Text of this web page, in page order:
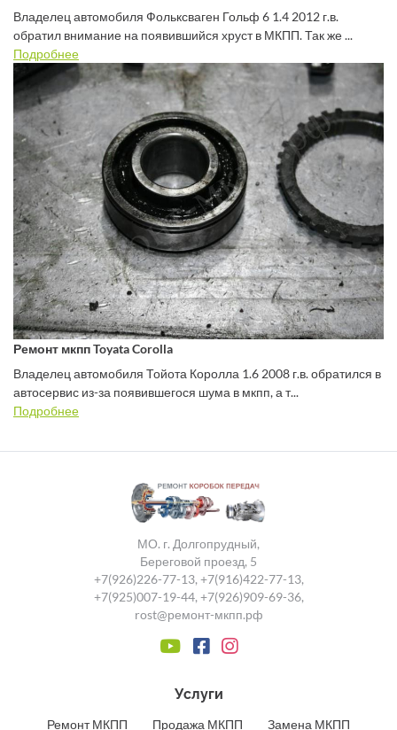
Владелец автомобиля Фольксваген Гольф 6 1.4 2012 г.в.
обратил внимание на появившийся хруст в МКПП. Так же ...
Подробнее
Ремонт мкпп Toyata Corolla
Владелец автомобиля Тойота Королла 1.6 2008 г.в. обратился в
автосервис из-за появившегося шума в мкпп, а т...
Подробнее
МО. г. Долгопрудный,
Береговой проезд, 5
+7(926)226-77-13, +7(916)422-77-13,
+7(925)007-19-44, +7(926)909-69-36,
rost@ремонт-мкпп.рф
Услуги
Ремонт МКПП Продажа МКПП Замена МКПП